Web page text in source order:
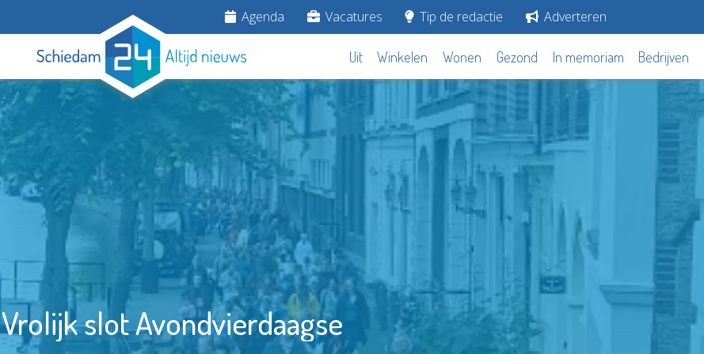
Agenda Vacatures Tip de redactie Adverteren
Uit Winkelen Wonen Gezond In memoriam Bedrijven
Vrolijk slot Avondvierdaagse